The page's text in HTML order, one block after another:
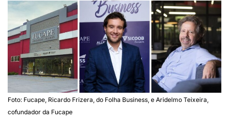
Foto: Fucape, Ricardo Frizera, do Folha Business, e Aridelmo Teixeira,
cofundador da Fucape